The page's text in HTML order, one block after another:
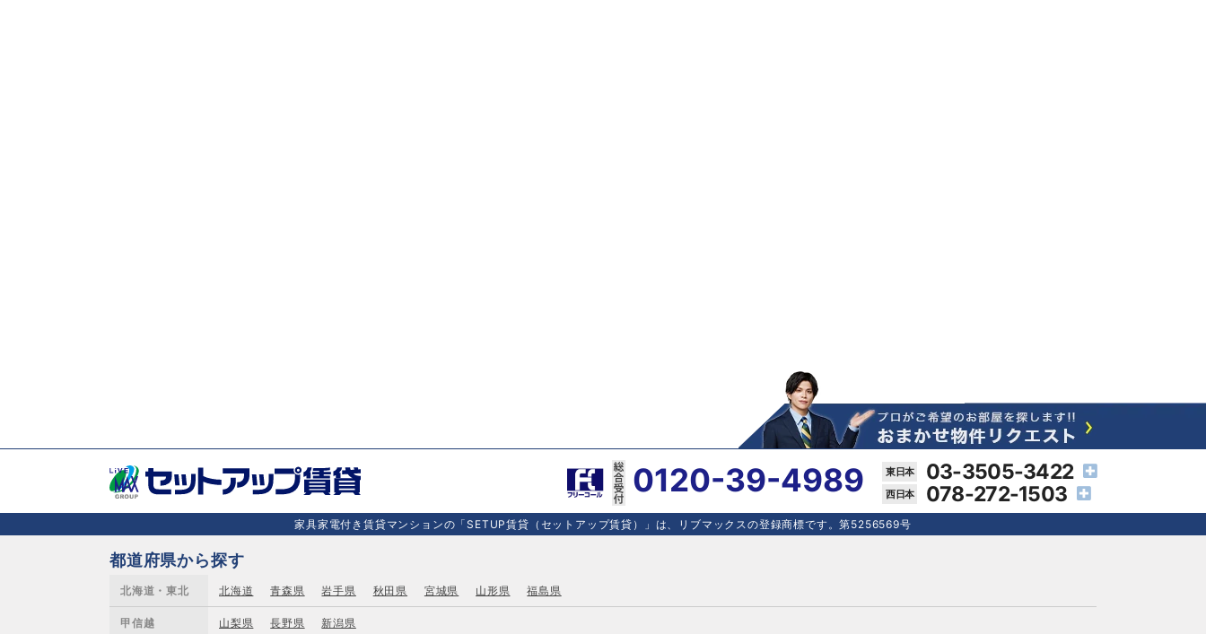
0120-39-4989
03-3505-3422
078-272-1503
家具家電付き賃貸マンションの「SETUP賃貸（セットアップ賃貸）」は、リブマックスの登録商標です。第5256569号
都道府県から探す
北海道・東北 北海道 青森県 岩手県 秋田県 宮城県 山形県 福島県
甲信越 山梨県 長野県 新潟県